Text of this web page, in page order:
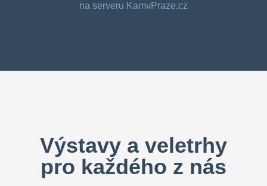
na serveru KamvPraze.cz
Výstavy a veletrhy
pro každého z nás